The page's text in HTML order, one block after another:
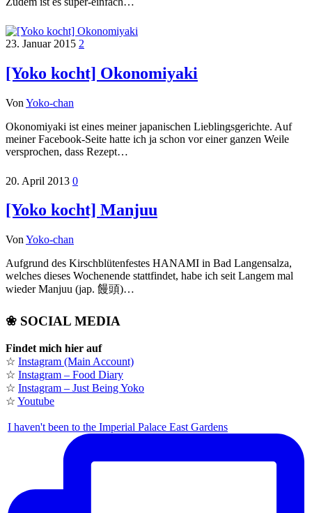
23. Januar 2015 2
[Yoko kocht] Okonomiyaki
Von Yoko-chan
Okonomiyaki ist eines meiner japanischen Lieblingsgerichte. Auf
meiner Facebook-Seite hatte ich ja schon vor einer ganzen Weile
versprochen, dass Rezept…
20. April 2013 0
[Yoko kocht] Manjuu
Von Yoko-chan
Aufgrund des Kirschblütenfestes HANAMI in Bad Langensalza,
welches dieses Wochenende stattfindet, habe ich seit Langem mal
wieder Manjuu (jap. 饅頭)…
❀ SOCIAL MEDIA
Findet mich hier auf
☆ Instagram (Main Account)
☆ Instagram – Food Diary
☆ Instagram – Just Being Yoko
☆ Youtube
I haven't been to the Imperial Palace East Gardens